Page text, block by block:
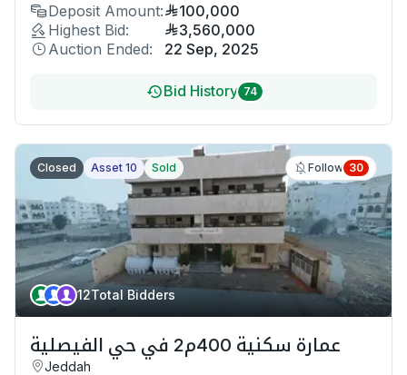
Deposit Amount:
100,000
Highest Bid:
3,560,000
Auction Ended:
22 Sep, 2025
Bid History 74
Closed Asset 10 Sold Follow 30
12Total Bidders
عمارة سكنية 400م2 في حي الفيصلية
Jeddah